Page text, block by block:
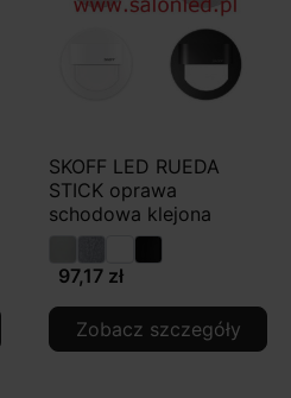
SKOFF LED RUEDA
STICK oprawa
schodowa klejona
97,17 zł
Zobacz szczegóły